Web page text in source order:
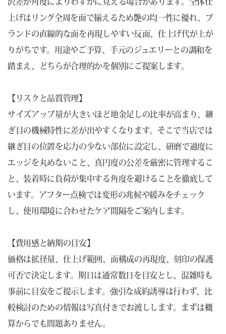
上げはリング全周を面で揃えるため艶の均一性に優れ、ブ
ランドの直線的な面を再現しやすい反面、仕上げ代が上が
りがちです。用途やご予算、手元のジュエリーとの調和を
踏まえ、どちらが合理的かを個別にご提案します。
【リスクと品質管理】
サイズアップ量が大きいほど地金足しの比率が高まり、継
ぎ目の機械特性に差が出やすくなります。そこで当店では
継ぎ目の位置を応力の少ない部位に設定し、研磨で過度に
エッジを丸めないこと、真円度の公差を厳密に管理するこ
と、装着時に負荷が集中する角度を避けることを徹底して
います。アフター点検では変形の兆候や緩みをチェック
し、使用環境に合わせたケア間隔をご案内します。
【費用感と納期の目安】
価格は拡径量、仕上げ範囲、面構成の再現度、刻印の保護
可否で決定します。期日は通常数日を目安とし、混雑時も
事前に目安をご提示します。強引な成約誘導は行わず、比
較検討のための情報は写真付きでお渡しします。まずは概
算からでも問題ありません。